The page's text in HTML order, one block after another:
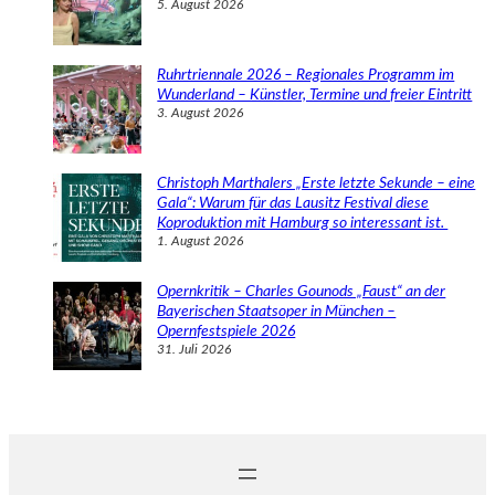
5. August 2026
Ruhrtriennale 2026 – Regionales Programm im
Wunderland – Künstler, Termine und freier Eintritt
3. August 2026
Christoph Marthalers „Erste letzte Sekunde – eine
Gala“: Warum für das Lausitz Festival diese
Koproduktion mit Hamburg so interessant ist.
1. August 2026
Opernkritik – Charles Gounods „Faust“ an der
Bayerischen Staatsoper in München –
Opernfestspiele 2026
31. Juli 2026